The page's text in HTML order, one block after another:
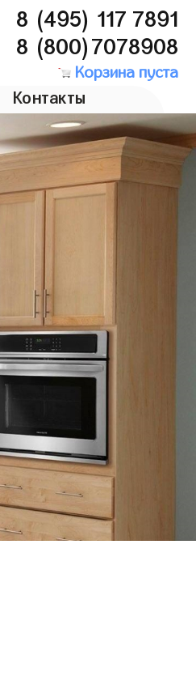
8 (495) 117 7891
8 (800)7078908
Корзина пуста
Контакты